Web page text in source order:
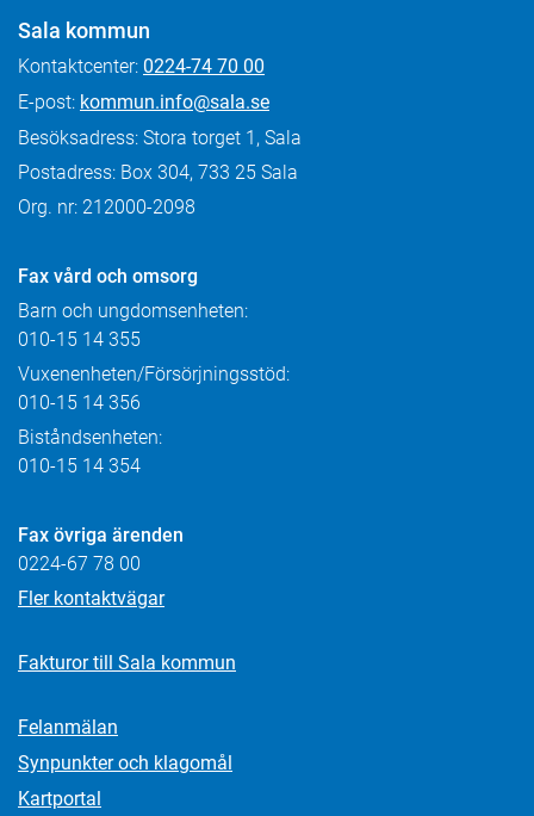
Sala kommun
Kontaktcenter: 0224-74 70 00
E-post: kommun.info@sala.se
Besöksadress: Stora torget 1, Sala
Postadress: Box 304, 733 25 Sala
Org. nr: 212000-2098
Fax vård och omsorg
Barn och ungdomsenheten:
010-15 14 355
Vuxenenheten/Försörjningsstöd:
010-15 14 356
Biståndsenheten:
010-15 14 354
Fax övriga ärenden
0224-67 78 00
Fler kontaktvägar
Fakturor till Sala kommun
Felanmälan
Synpunkter och klagomål
Kartportal